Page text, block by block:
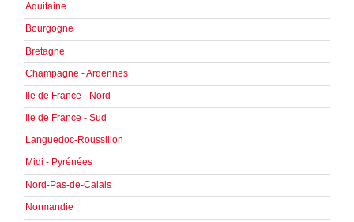
Aquitaine
Bourgogne
Bretagne
Champagne - Ardennes
Ile de France - Nord
Ile de France - Sud
Languedoc-Roussillon
Midi - Pyrénées
Nord-Pas-de-Calais
Normandie